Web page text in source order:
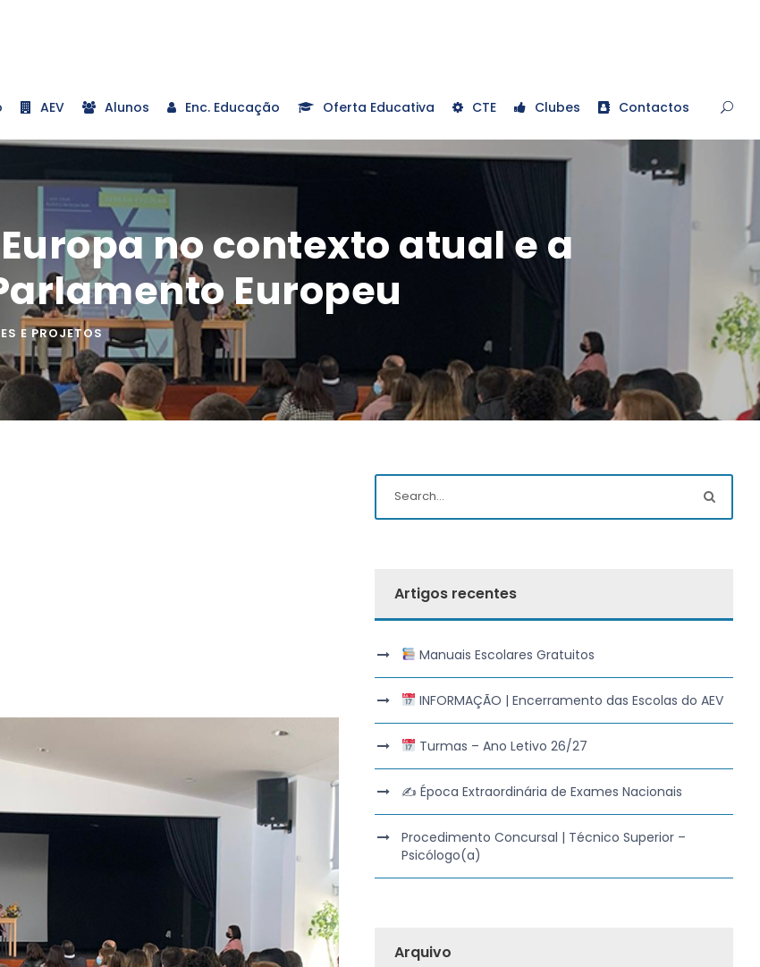
AEV Alunos Enc. Educação Oferta Educativa CTE Clubes Contactos
no contexto atual e a
Europeu
E PROJETOS
Artigos recentes
Manuais Escolares Gratuitos
INFORMAÇÃO | Encerramento das Escolas do AEV
Turmas – Ano Letivo 26/27
✍️ Época Extraordinária de Exames Nacionais
Procedimento Concursal | Técnico Superior –
Psicólogo(a)
Arquivo